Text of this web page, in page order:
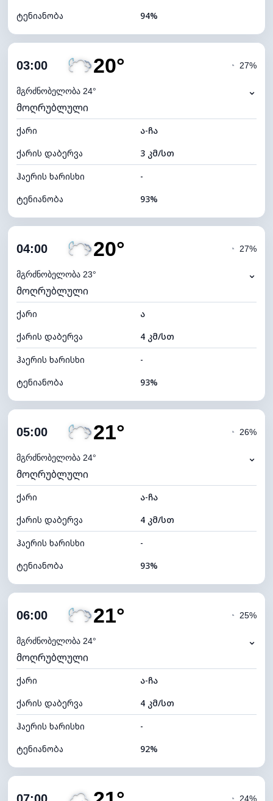
ტენიანობა
94%
ღრუბლიანობა
ნამის წერტილი
ხილვადობა
განათების ინდექსი 0 (ბნელი)
ღრუბლის სიმაღლე 6080 მ
03:00 20°
მგრძნობელობა 24°
◔ 27%
⌄
მოღრუბლული
ქარი
ა-ჩა
ქარის დაბერვა
3 კმ/სთ
ჰაერის ხარისხი
-
ტენიანობა
93%
ღრუბლიანობა
ნამის წერტილი
ხილვადობა
განათების ინდექსი 0 (ბნელი)
ღრუბლის სიმაღლე 5440 მ
04:00 20°
მგრძნობელობა 23°
◔ 27%
⌄
მოღრუბლული
ქარი
ა
ქარის დაბერვა
4 კმ/სთ
ჰაერის ხარისხი
-
ტენიანობა
93%
ღრუბლიანობა
ნამის წერტილი
ხილვადობა
განათების ინდექსი 0 (ბნელი)
ღრუბლის სიმაღლე 5600 მ
05:00 21°
მგრძნობელობა 24°
◔ 26%
⌄
მოღრუბლული
ქარი
ა-ჩა
ქარის დაბერვა
4 კმ/სთ
ჰაერის ხარისხი
-
ტენიანობა
93%
ღრუბლიანობა
ნამის წერტილი
ხილვადობა
განათების ინდექსი 0 (ბნელი)
ღრუბლის სიმაღლე 5840 მ
06:00 21°
მგრძნობელობა 24°
◔ 25%
⌄
მოღრუბლული
ქარი
ა-ჩა
ქარის დაბერვა
4 კმ/სთ
ჰაერის ხარისხი
-
ტენიანობა
92%
ღრუბლიანობა
◔ 24%